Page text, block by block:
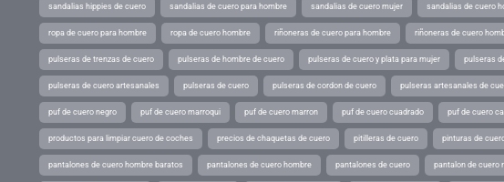
sandalias hippies de cuero sandalias de cuero para hombre sandalias de cuero mujer sandalias de cuero
ropa de cuero para hombre ropa de cuero hombre riñoneras de cuero para hombre riñoneras de cuero
pulseras de trenzas de cuero pulseras de hombre de cuero pulseras de cuero y plata para mujer pulseras
pulseras de cuero artesanales pulseras de cuero pulseras de cordon de cuero pulseras artesanales de
puf de cuero negro puf de cuero marroqui puf de cuero marron puf de cuero cuadrado puf de cuero
productos para limpiar cuero de coches precios de chaquetas de cuero pitilleras de cuero pinturas de
pantalones de cuero hombre baratos pantalones de cuero hombre pantalones de cuero pantalon de cuero